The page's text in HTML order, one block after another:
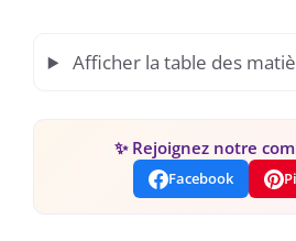
Afficher la table des
✨ Rejoignez notre
Facebook